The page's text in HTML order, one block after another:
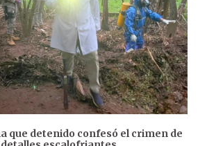
que detenido confesó el crimen de